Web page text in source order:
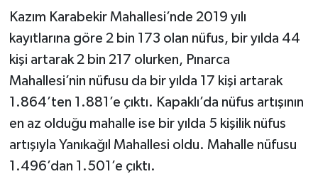
Kazım Karabekir Mahallesi’nde 2019 yılı
kayıtlarına göre 2 bin 173 olan nüfus, bir yılda 44
kişi artarak 2 bin 217 olurken, Pınarca
Mahallesi’nin nüfusu da bir yılda 17 kişi artarak
1.864’ten 1.881’e çıktı. Kapaklı’da nüfus artışının
en az olduğu mahalle ise bir yılda 5 kişilik nüfus
artışıyla Yanıkağıl Mahallesi oldu. Mahalle nüfusu
1.496’dan 1.501’e çıktı.